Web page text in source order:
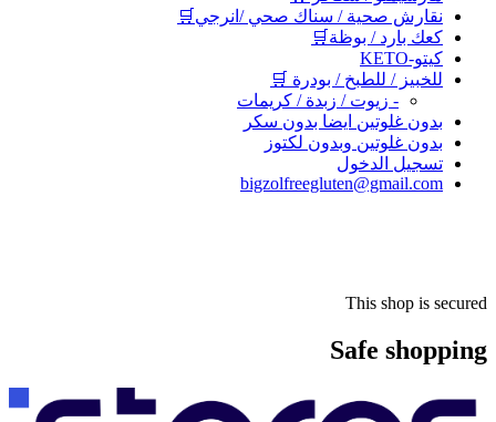
نقارش صحية / سناك صحي /انرجي🛒
كعك بارد / بوظة🛒
كيتو-KETO
للخبيز / للطبخ / بودرة 🛒
- زيوت / زبدة / كريمات
بدون غلوتين ايضا بدون سكر
بدون غلوتين وبدون لكتوز
تسجيل الدخول
bigzolfreegluten@gmail.com
This shop is secured
Safe shopping